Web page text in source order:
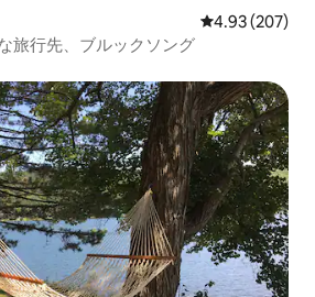
レビュー207
4.93 (207)
旅行先、ブルックソング
スです。